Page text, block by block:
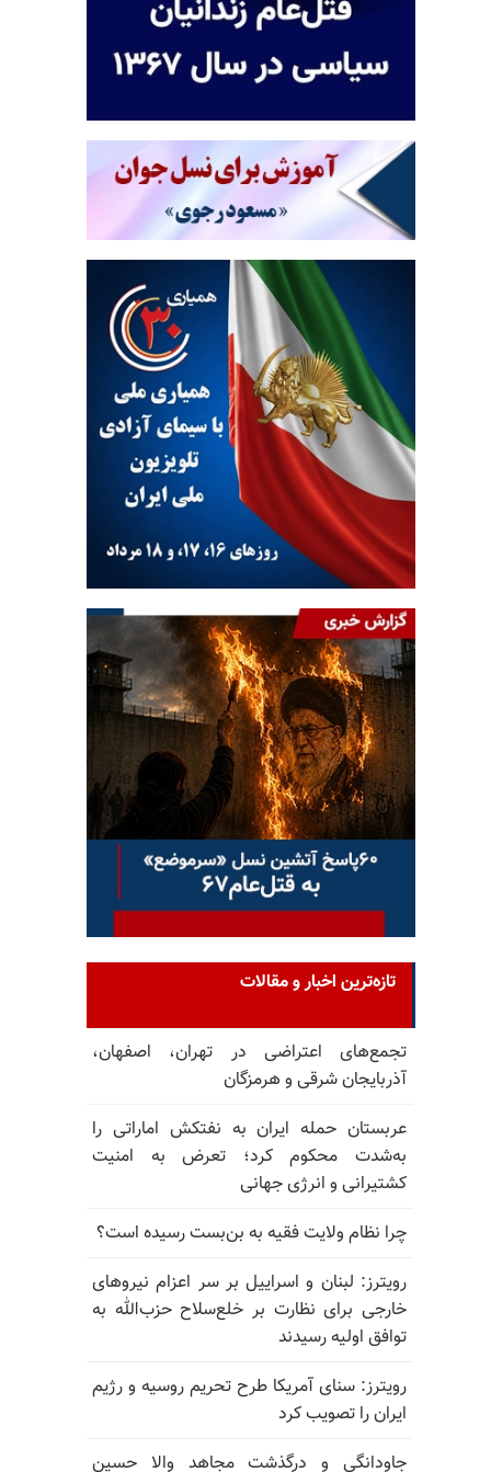
تازه‌ترین اخبار و مقالات
تجمع‌های اعتراضی در تهران، اصفهان،
آذربایجان شرقی و هرمزگان
عربستان حمله ایران به نفتکش اماراتی را
به‌شدت محکوم کرد؛ تعرض به امنیت
کشتیرانی و انرژی جهانی
چرا نظام ولایت فقیه به بن‌بست رسیده است؟
رویترز: لبنان و اسراییل بر سر اعزام نیروهای
خارجی برای نظارت بر خلع‌سلاح حزب‌الله به
توافق اولیه رسیدند
رویترز: سنای آمریکا طرح تحریم روسیه و رژیم
ایران را تصویب کرد
جاودانگی و درگذشت مجاهد والا حسین